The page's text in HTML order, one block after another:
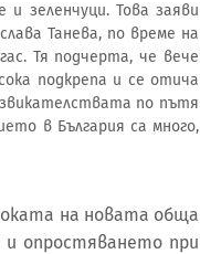
зеленчуци. Това заяви
Танева, по време на
Тя подчерта, че вече
подкрепа и се отича
по пътя
в България са много,
на новата обща
и опростяването при